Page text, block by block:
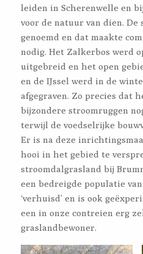
leiden in Scherenwelle en
voor de natuur van dien. De
genoemd en dat maakte
nodig. Het Zalkerbos werd
uitgebreid en het open
en de IJssel werd in de
afgegraven. Zo precies dat
bijzondere stroomruggen
terwijl de voedselrijke
Er is na deze
hooi in het gebied te
stroomdalgrasland bij
een bedreigde populatie
‘verhuisd’ en is ook
een in onze contreien erg
graslandbewoner.